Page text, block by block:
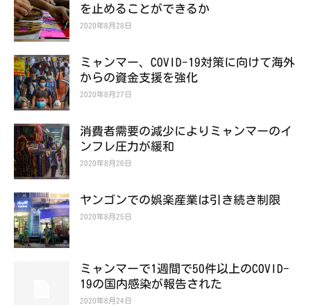
を止めることができるか
2020年8月28日
ミャンマー、COVID-19対策に向けて海外
からの資金支援を強化
2020年8月27日
消費者需要の減少によりミャンマーのイ
ンフレ圧力が緩和
2020年8月26日
ヤンゴンでの娯楽産業は引き続き制限
2020年8月25日
ミャンマーで1週間で50件以上のCOVID-
19の国内感染が報告された
2020年8月24日